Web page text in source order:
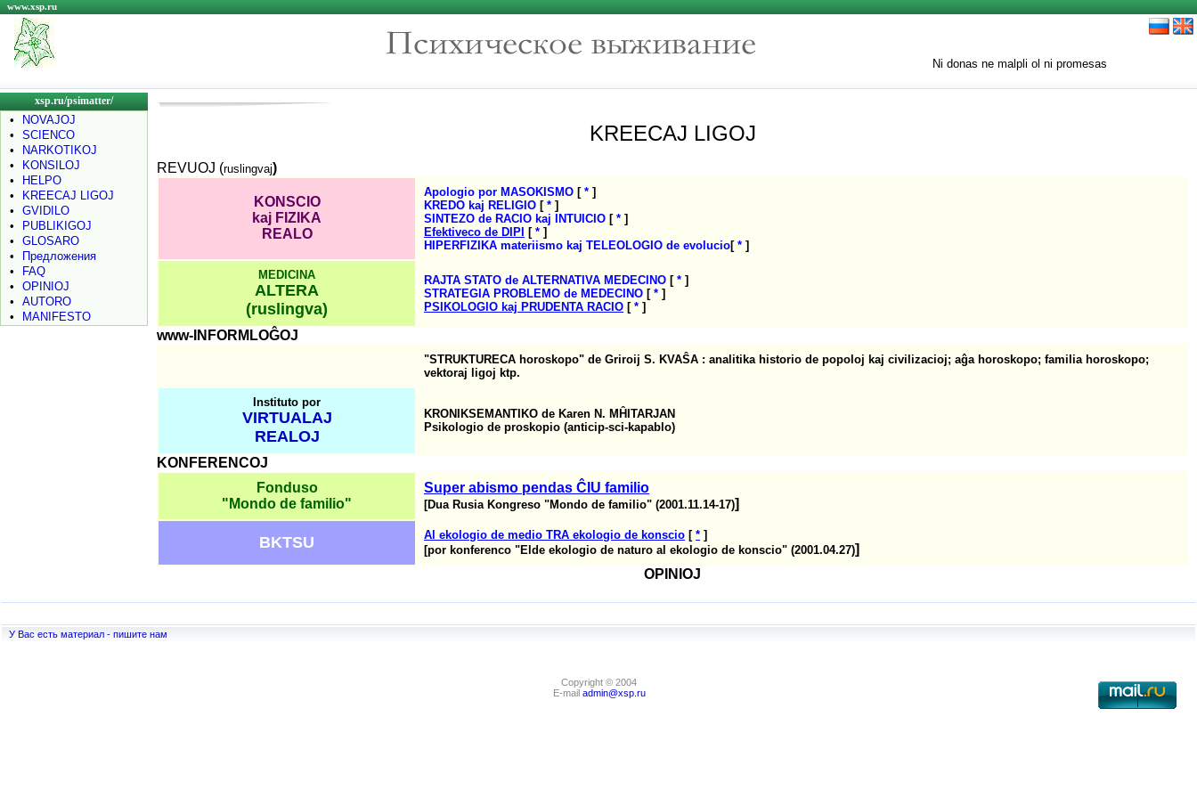
www.xsp.ru
Ni donas ne malpli ol ni promesas
xsp.ru/psimatter/
•
NOVAJOJ
•
SCIENCO
•
NARKOTIKOJ
•
KONSILOJ
•
HELPO
•
KREECAJ LIGOJ
•
GVIDILO
•
PUBLIKIGOJ
•
GLOSARO
•
Предложения
•
FAQ
•
OPINIOJ
•
AUTORO
•
MANIFESTO
KREECAJ LIGOJ
REVUOJ (ruslingvaj)
KONSCIO
kaj FIZIKA
REALO
Apologio por MASOKISMO [ * ]
KREDO kaj RELIGIO [ * ]
SINTEZO de RACIO kaj INTUICIO [ * ]
Efektiveco de DIPI [ * ]
HIPERFIZIKA materiismo kaj TELEOLOGIO de evolucio[ * ]
MEDICINA
ALTERA
(ruslingva)
RAJTA STATO de ALTERNATIVA MEDECINO [ * ]
STRATEGIA PROBLEMO de MEDECINO [ * ]
PSIKOLOGIO kaj PRUDENTA RACIO [ * ]
www-INFORMLOĜOJ
"STRUKTURECA horoskopo" de Griroij S. KVAŜA : analitika historio de popoloj kaj civilizacioj; aĝa horoskopo; familia horoskopo;
vektoraj ligoj ktp.
Instituto por
VIRTUALAJ
REALOJ
KRONIKSEMANTIKO de Karen N. MĤITARJAN
Psikologio de proskopio (anticip-sci-kapablo)
KONFERENCOJ
Fonduso
" Mondo de familio"
Super abismo pendas ĈIU familio
[Dua Rusia Kongreso "Mondo de familio" (2001.11.14-17)]
BKTSU Al ekologio de medio TRA ekologio de konscio [ * ]
[por konferenco "Elde ekologio de naturo al ekologio de konscio" (2001.04.27)]
OPINIOJ
У Вас есть материал - пишите нам
Copyright © 2004
E-mail admin@xsp.ru